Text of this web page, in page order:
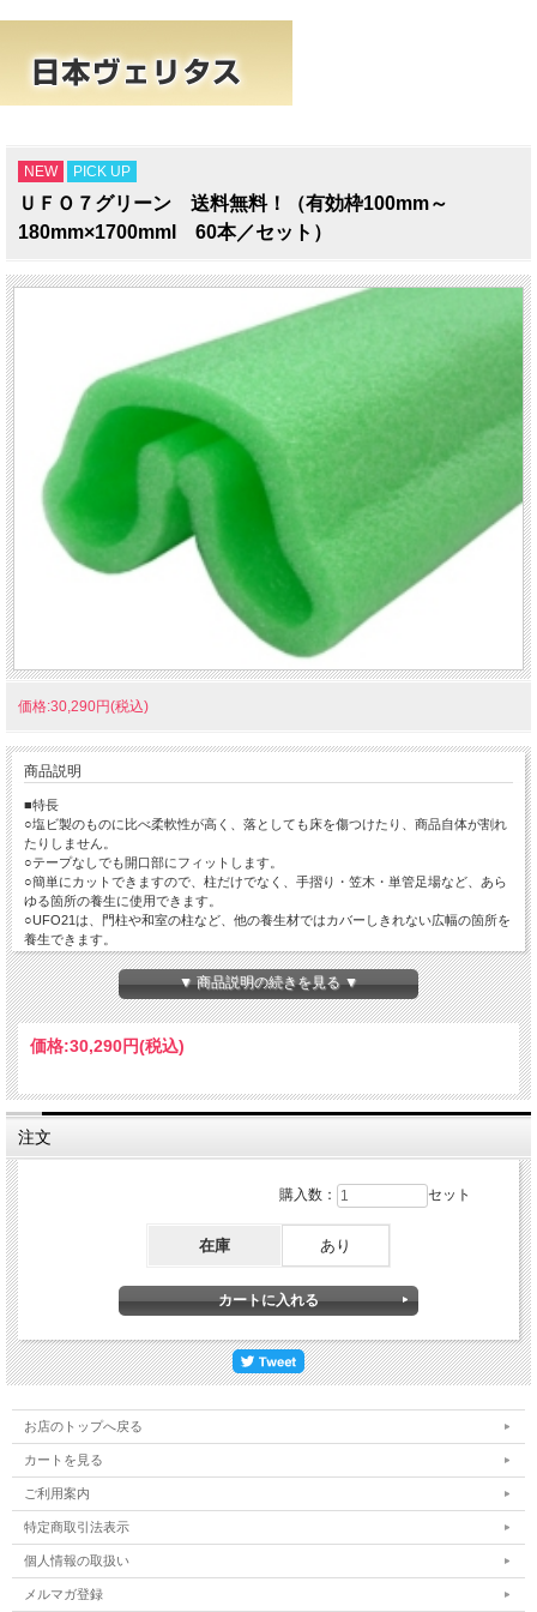
NEW PICK UP
ＵＦＯ７グリーン 送料無料！（有効枠100mm～
180mm×1700mml 60本／セット）
価格:30,290円(税込)
商品説明
■特長
○塩ビ製のものに比べ柔軟性が高く、落としても床を傷つけたり、商品自体が割れ
たりしません。
○テープなしでも開口部にフィットします。
○簡単にカットできますので、柱だけでなく、手摺り・笠木・単管足場など、あら
ゆる箇所の養生に使用できます。
○UFO21は、門柱や和室の柱など、他の養生材ではカバーしきれない広幅の箇所を
養生できます。
○布基礎の養生材しても使用できます。
■材質
○発砲ポリエチレン
■用途
生
▼ 商品説明の続きを見る ▼
価格:30,290円(税込)
注文
購入数： セット
在庫 あり
お店のトップへ戻る
カートを見る
ご利用案内
特定商取引法表示
個人情報の取扱い
メルマガ登録